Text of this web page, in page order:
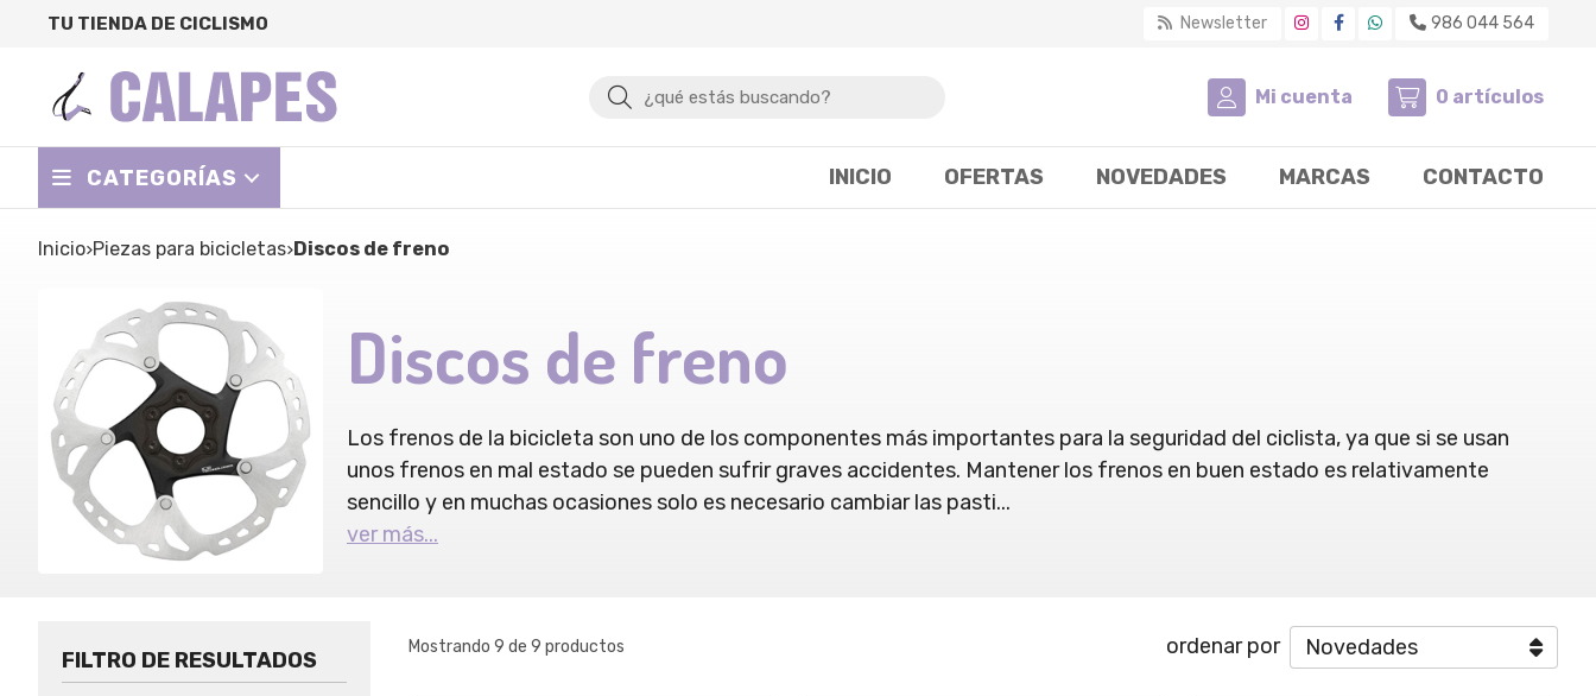
TU TIENDA DE CICLISMO Newsletter 986 044 564
Buscar Mi cuenta 0 artículos
CATEGORÍAS INICIO OFERTAS NOVEDADES MARCAS CONTACTO
Inicio piezas para bicicletas Discos de freno
Discos de freno
Los frenos de la bicicleta son uno de los componentes más importantes para la seguridad del ciclista, ya que si se usan
unos frenos en mal estado se pueden sufrir graves accidentes. Mantener los frenos en buen estado es relativamente
sencillo y en muchas ocasiones solo es necesario cambiar las pasti...
ver más...
Mostrando 9 de 9 productos ordenar por
FILTRO DE RESULTADOS